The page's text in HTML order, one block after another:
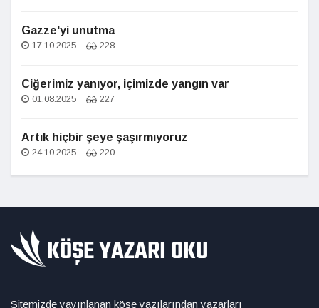
Gazze'yi unutma
17.10.2025 228
Ciğerimiz yanıyor, içimizde yangın var
01.08.2025 227
Artık hiçbir şeye şaşırmıyoruz
24.10.2025 220
Sitemizde yayınlanan köşe yazılarından yazarları